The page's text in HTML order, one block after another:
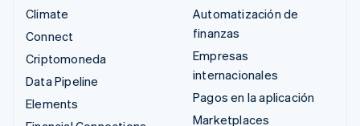
Climate
Connect
Criptomoneda
Data Pipeline
Elements
Automatización de
finanzas
Empresas
internacionales
Pagos en la aplicación
Marketplaces